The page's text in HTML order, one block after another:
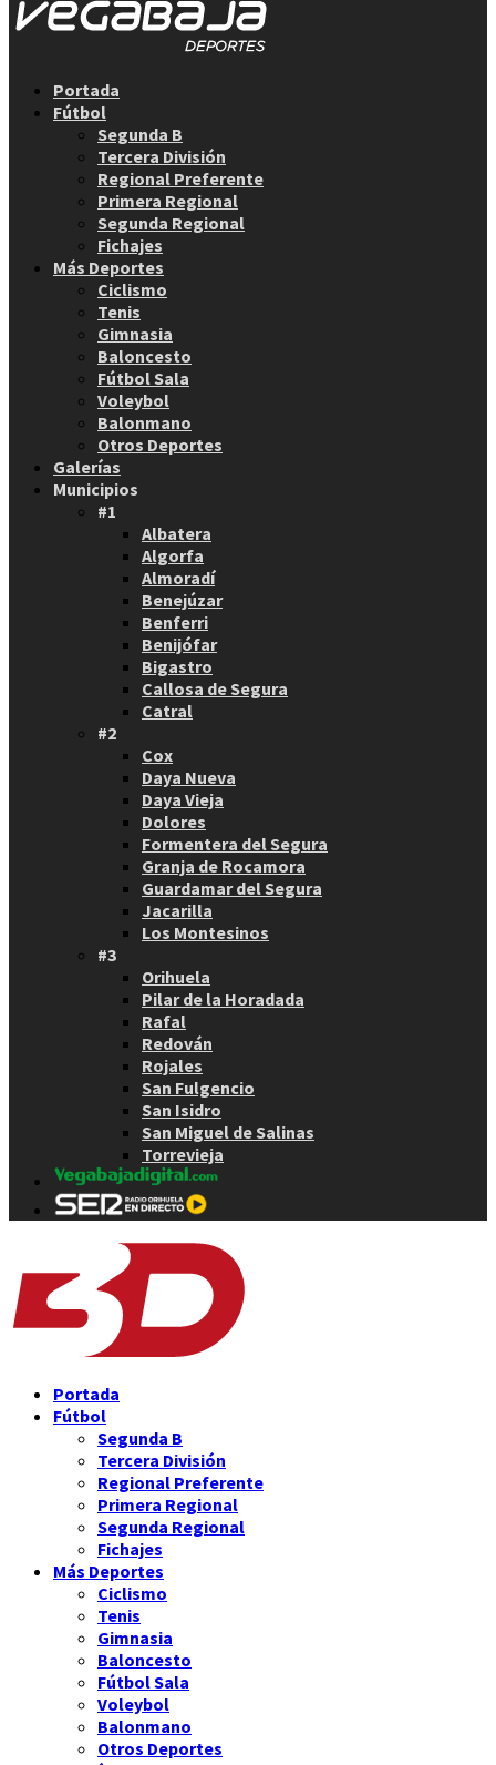
Portada
Fútbol
Segunda B
Tercera División
Regional Preferente
Primera Regional
Segunda Regional
Fichajes
Más Deportes
Ciclismo
Tenis
Gimnasia
Baloncesto
Fútbol Sala
Voleybol
Balonmano
Otros Deportes
Galerías
Municipios
#1
Albatera
Algorfa
Almoradí
Benejúzar
Benferri
Benijófar
Bigastro
Callosa de Segura
Catral
#2
Cox
Daya Nueva
Daya Vieja
Dolores
Formentera del Segura
Granja de Rocamora
Guardamar del Segura
Jacarilla
Los Montesinos
#3
Orihuela
Pilar de la Horadada
Rafal
Redován
Rojales
San Fulgencio
San Isidro
San Miguel de Salinas
Torrevieja
Portada
Fútbol
Segunda B
Tercera División
Regional Preferente
Primera Regional
Segunda Regional
Fichajes
Más Deportes
Ciclismo
Tenis
Gimnasia
Baloncesto
Fútbol Sala
Voleybol
Balonmano
Otros Deportes